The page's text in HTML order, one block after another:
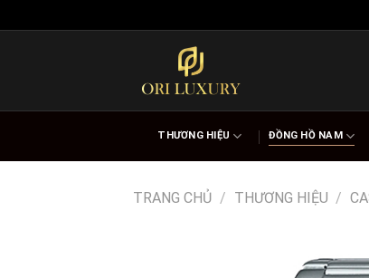
to
THƯƠNG HIỆU ĐỒNG HỒ NAM
TRANG CHỦ / THƯƠNG HIỆU /